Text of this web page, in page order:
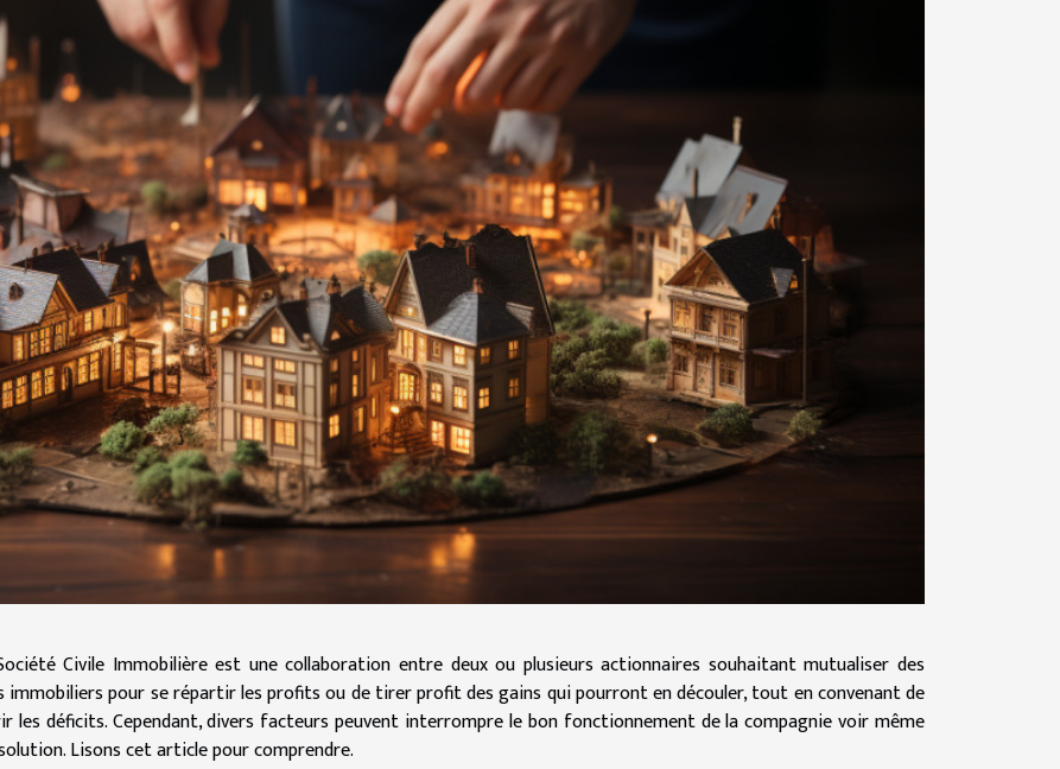
Civile Immobilière est une collaboration entre deux ou plusieurs actionnaires souhaitant mutualiser des
pour se répartir les profits ou de tirer profit des gains qui pourront en découler, tout en convenant de
les déficits. Cependant, divers facteurs peuvent interrompre le bon fonctionnement de la compagnie voir même
Lisons cet article pour comprendre.